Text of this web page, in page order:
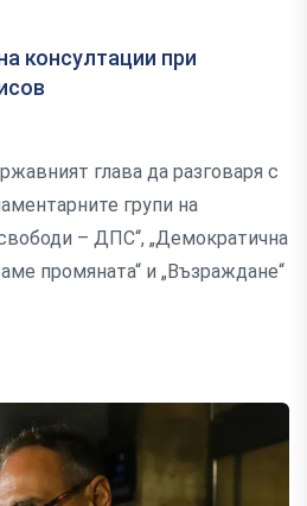
консултации при
глава да разговаря с
групи на
– ДПС“, „Демократична
промяната“ и „Възраждане“